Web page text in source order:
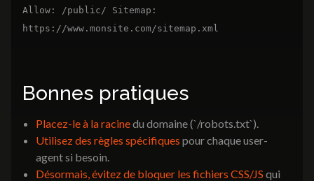
Allow: /public/ Sitemap:
https://www.monsite.com/sitemap.xml
Bonnes pratiques
Placez-le à la racinedu domaine (`/robots.txt`).
Utilisez des règles spécifiques pour chaque user-
agent si besoin.
Désormais, évitez de bloquer les fichiers CSS/JS qui